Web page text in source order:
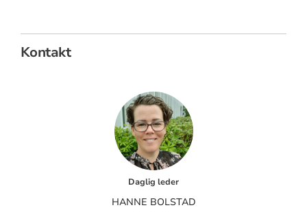
Kontakt
Daglig leder
HANNE BOLSTAD